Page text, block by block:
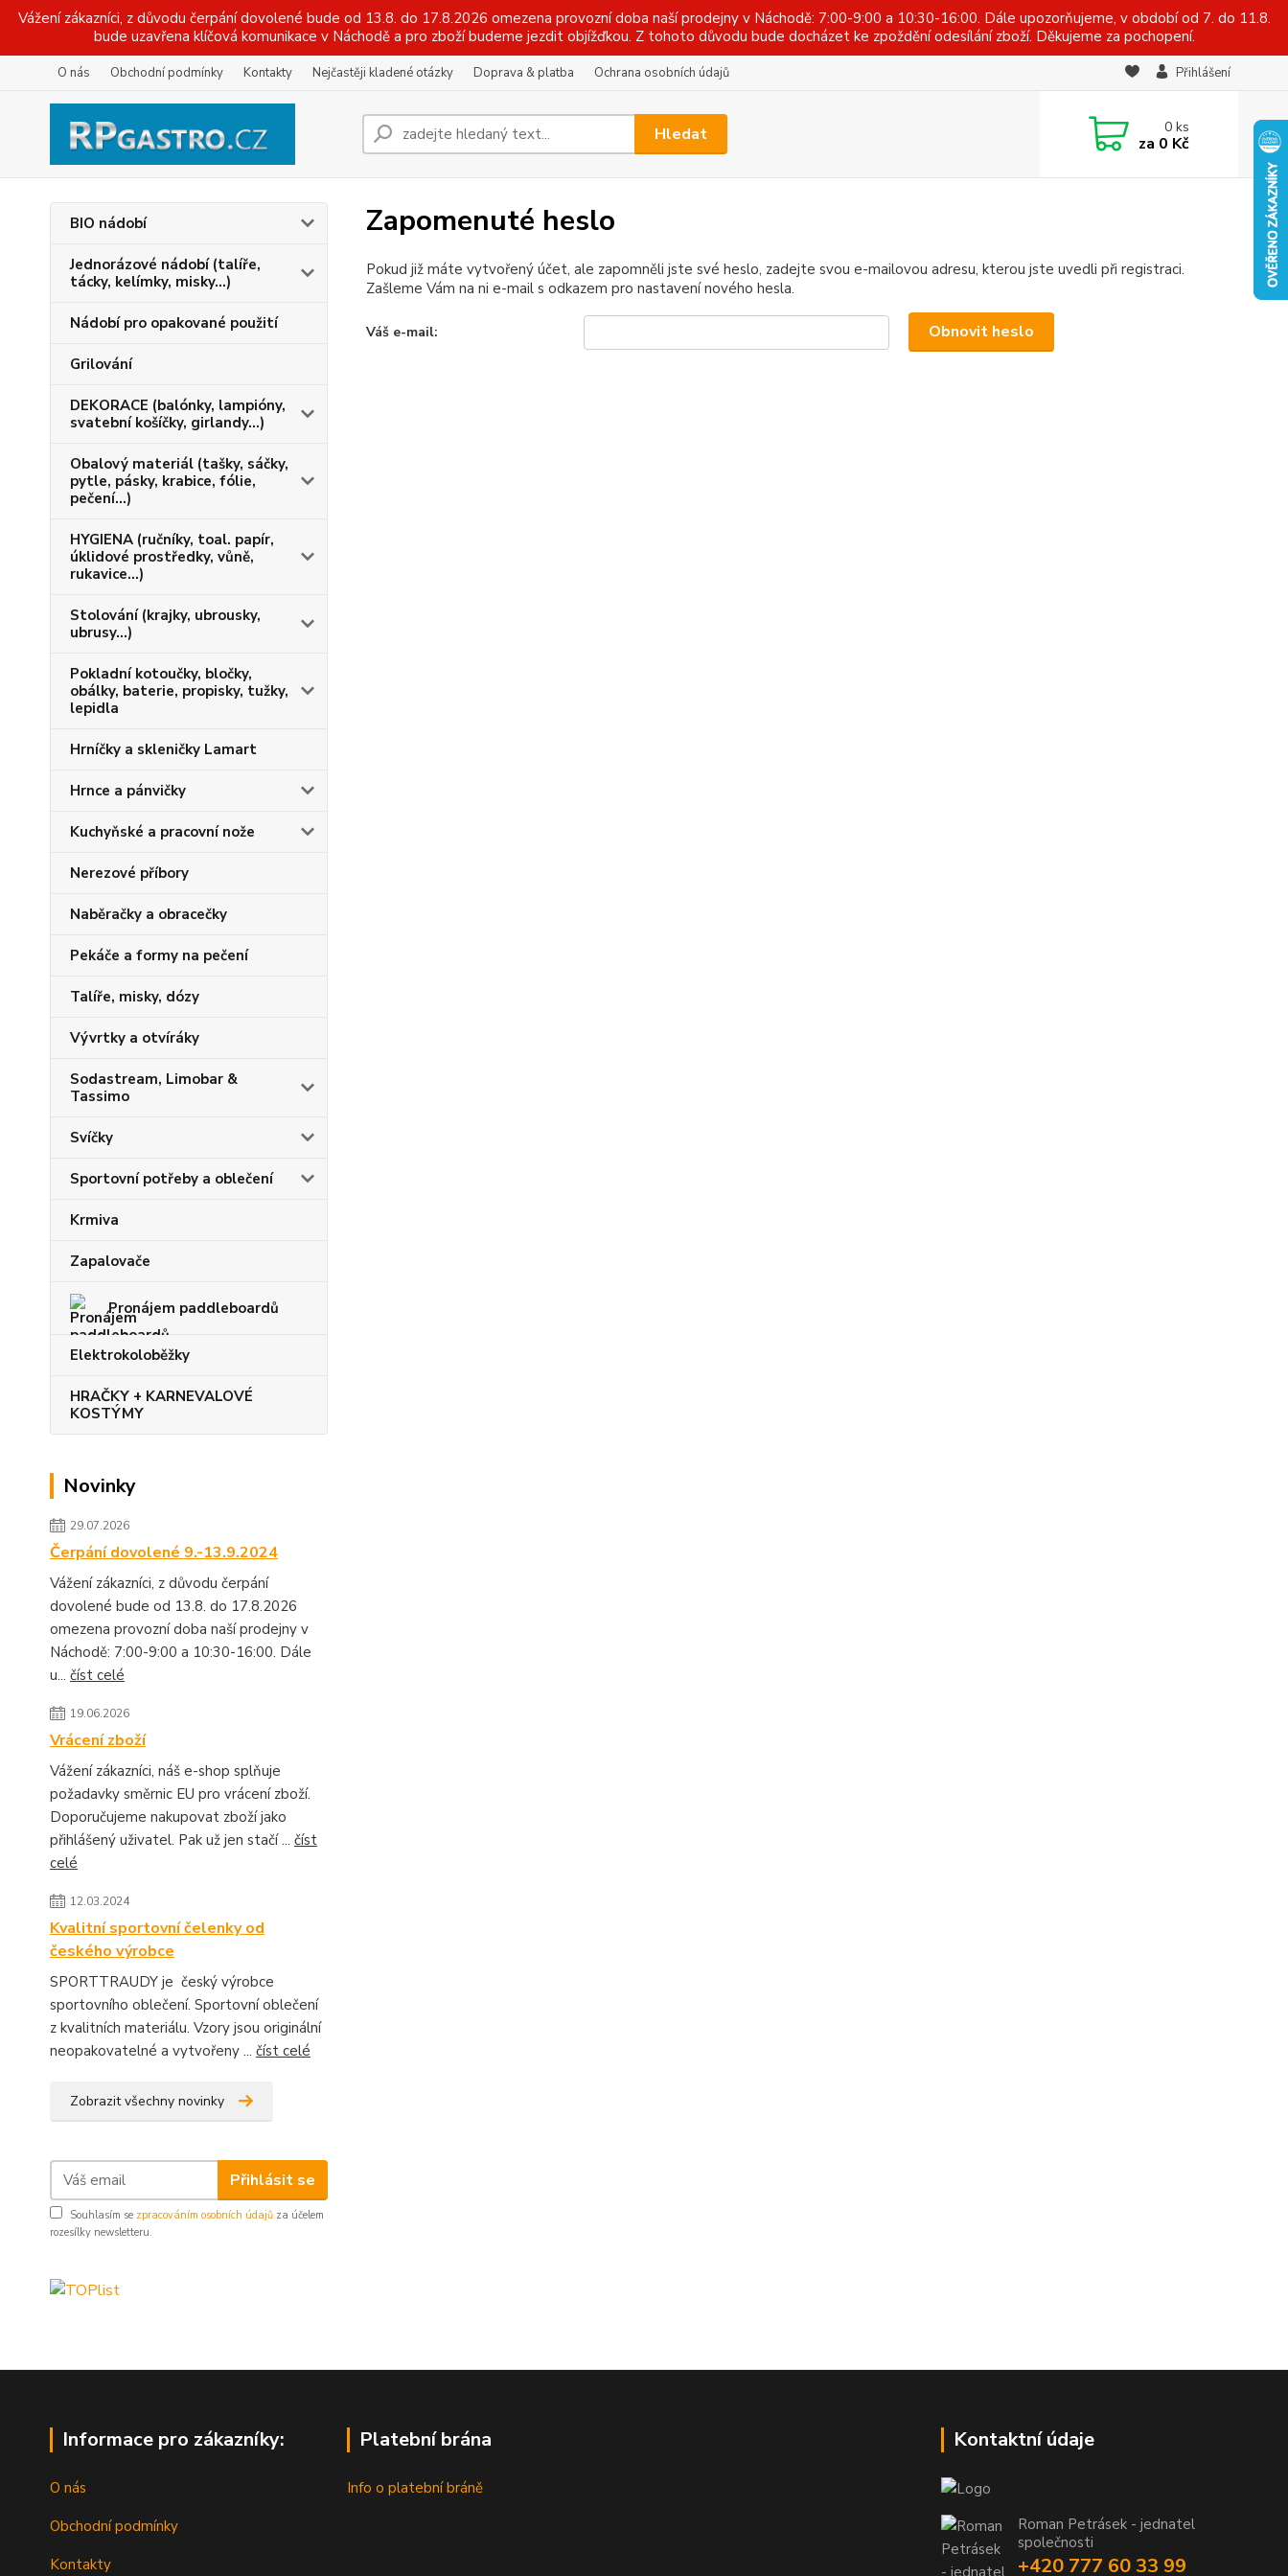
Vážení zákazníci, z důvodu čerpání dovolené bude od 13.8. do 17.8.2026 omezena provozní doba naší prodejny v Náchodě: 7:00-9:00 a 10:30-16:00. Dále upozorňujeme, v období od 7. do 11.8.
bude uzavřena klíčová komunikace v Náchodě a pro zboží budeme jezdit objížďkou. Z tohoto důvodu bude docházet ke zpoždění odesílání zboží. Děkujeme za pochopení.
O nás Obchodní podmínky Kontakty Nejčastěji kladené otázky Doprava & platba Ochrana osobních údajů Přihlášení
Hledat 0ks
za 0 Kč
BIO nádobí
Jednorázové nádobí (talíře,
tácky, kelímky, misky...)
Nádobí pro opakované použití
Grilování
DEKORACE (balónky, lampióny,
svatební košíčky, girlandy...)
Obalový materiál (tašky, sáčky,
pytle, pásky, krabice, fólie,
pečení...)
HYGIENA (ručníky, toal. papír,
úklidové prostředky, vůně,
rukavice...)
Stolování (krajky, ubrousky,
ubrusy...)
Pokladní kotoučky, bločky,
obálky, baterie, propisky, tužky,
lepidla
Hrníčky a skleničky Lamart
Hrnce a pánvičky
Kuchyňské a pracovní nože
Nerezové příbory
Naběračky a obracečky
Pekáče a formy na pečení
Talíře, misky, dózy
Vývrtky a otvíráky
Sodastream, Limobar &
Tassimo
Svíčky
Sportovní potřeby a oblečení
Krmiva
Zapalovače
Pronájem paddleboardů
Elektrokoloběžky
HRAČKY + KARNEVALOVÉ
KOSTÝMY
Novinky
29.07.2026
Čerpání dovolené 9.-13.9.2024
Vážení zákazníci, z důvodu čerpání
dovolené bude od 13.8. do 17.8.2026
omezena provozní doba naší prodejny v
Náchodě: 7:00-9:00 a 10:30-16:00. Dále
u... číst celé
19.06.2026
Vrácení zboží
Vážení zákazníci, náš e-shop splňuje
požadavky směrnic EU pro vrácení zboží.
Doporučujeme nakupovat zboží jako
přihlášený uživatel. Pak už jen stačí ... číst
celé
12.03.2024
Kvalitní sportovní čelenky od
českého výrobce
SPORTTRAUDY je český výrobce
sportovního oblečení. Sportovní oblečení
z kvalitních materiálu. Vzory jsou originální
neopakovatelné a vytvořeny ... číst celé
Zobrazit všechny novinky
Přihlásit se
Souhlasím se zpracováním osobních údajů za účelem
rozesílky newsletteru.
Zapomenuté heslo
Pokud již máte vytvořený účet, ale zapomněli jste své heslo, zadejte svou e-mailovou adresu, kterou jste uvedli při registraci.
Zašleme Vám na ni e-mail s odkazem pro nastavení nového hesla.
Váš e-mail: Obnovit heslo
Informace pro zákazníky:
O nás
Obchodní podmínky
Kontakty
Platební brána
Info o platební bráně
Kontaktní údaje
Roman Petrásek - jednatel
společnosti
+420 777 60 33 99